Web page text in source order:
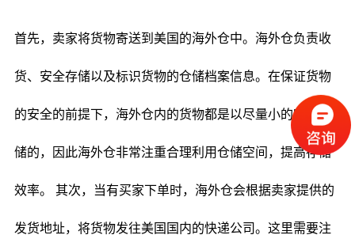
首先，卖家将货物寄送到美国的海外仓中。海外仓负责收
货、安全存储以及标识货物的仓储档案信息。在保证货物
的安全的前提下，海外仓内的货物都是以尽量小的空间存
储的，因此海外仓非常注重合理利用仓储空间，提高存储
效率。 其次，当有买家下单时，海外仓会根据卖家提供的
发货地址，将货物发往美国国内的快递公司。这里需要注